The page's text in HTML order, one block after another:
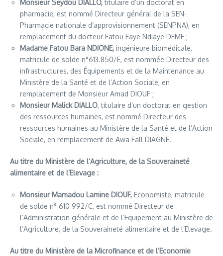
Monsieur Seydou DIALLO,titulaire d’un doctorat en
pharmacie, est nommé Directeur général de la SEN-
Pharmacie nationale d’approvisionnement (SENPNA), en
remplacement du docteur Fatou Faye Ndiaye DEME ;
Madame Fatou Bara NDIONE, ingénieure biomédicale,
matricule de solde n°613.850/E, est nommée Directeur des
infrastructures, des Équipements et de la Maintenance au
Ministère de la Santé et de l’Action Sociale, en
remplacement de Monsieur Amad DIOUF ;
Monsieur Malick DIALLO, titulaire d’un doctorat en gestion
des ressources humaines, est nommé Directeur des
ressources humaines au Ministère de la Santé et de l’Action
Sociale, en remplacement de Awa Fall DIAGNE.
Au titre du Ministère de l’Agriculture, de la Souveraineté
alimentaire et de l’Elevage :
Monsieur Mamadou Lamine DIOUF, Economiste, matricule
de solde n° 610 992/C, est nommé Directeur de
l’Administration générale et de l’Equipement au Ministère de
l’Agriculture, de la Souveraineté alimentaire et de l’Elevage.
Au titre du Ministère de la Microfinance et de l’Economie